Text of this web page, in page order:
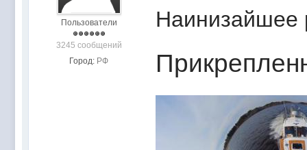
Пользователи
3245 сообщений
Город: РФ